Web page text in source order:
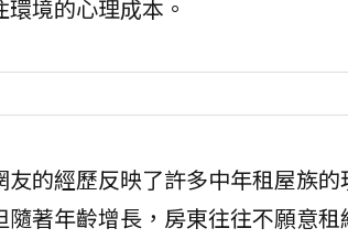
環境的心理成本。
友的經歷反映了許多中年租屋族
隨著年齡增長，房東往往不願意